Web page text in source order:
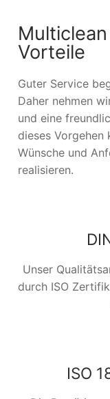
Vorteile
Guter Service
Daher nehmen
und eine
dieses
Wünsche und
realisieren.
Unser
durch ISO
ISO